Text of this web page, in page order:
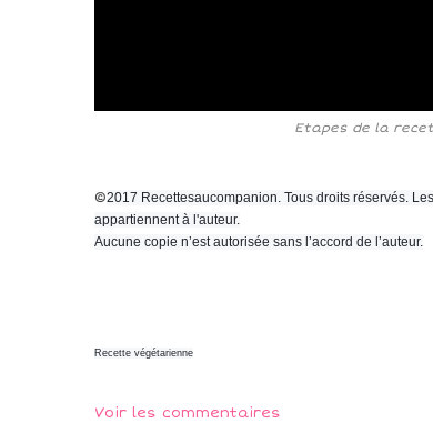
Etapes de la
©2017 Recettesaucompanion. Tous droits réservés.
appartiennent à l'auteur.
Aucune copie n’est autorisée sans l’accord de l’auteur.
Recette végétarienne
Voir les commentaires